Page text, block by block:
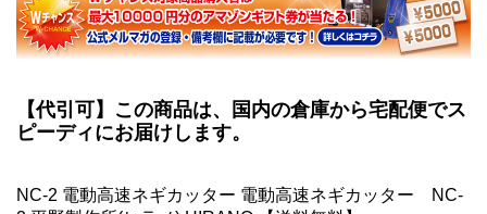
【代引可】この商品は、国内の倉庫から宅配便でス
ピーディにお届けします。
NC-2 電動高速ネギカッター 電動高速ネギカッター NC-